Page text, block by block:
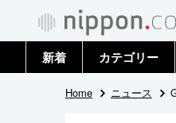
新着 カテゴリー
政治・外交
Home ニュース